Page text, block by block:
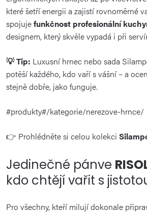
které šetří energii a zajistí rovnoměrné
spojujefunkčnost profesionální
designem, který skvěle vypadá i při
💡 Tip: Luxusní hrnec nebo sada
potěší každého, kdo vaří s vášní – a
stejně dobře, jako funguje.
#produkty#/kategorie/nerezove-hrnce/
👉 Prohlédněte si celou kolekci
Jedinečné pánve
kdo chtějí vařit s
Pro všechny, kteří milují dokonale